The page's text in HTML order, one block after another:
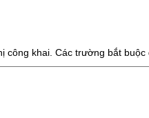
công khai. Các trường bắt buộc